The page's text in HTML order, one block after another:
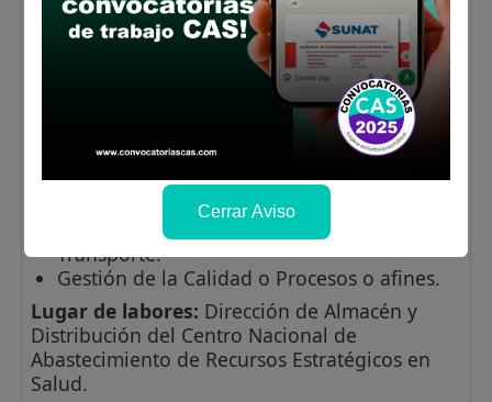
Curso y/o programa de especialización en
gestion pública.
Sistema de Seguridad y Salud Ocupacional.
Sistemas en equipos de regrigeracion
industrial (camaras frigorificas).
Buenas Prácticas de Almacenamiento.
Gestión y/o Administración de Almacenes y
Transporte.
Gestión de la Calidad o Procesos o afines.
Lugar de labores: Dirección de Almacén y
Distribución del Centro Nacional de
Abastecimiento de Recursos Estratégicos en
Salud.
Cerrar Aviso